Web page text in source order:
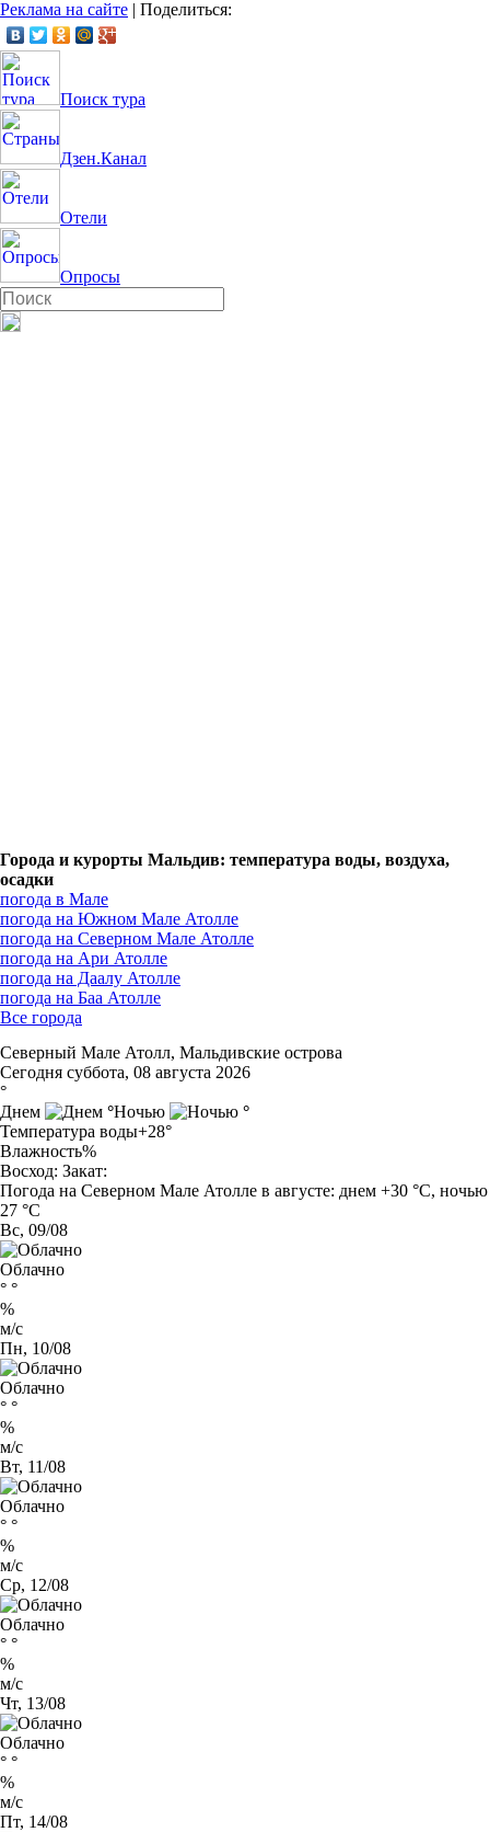
Реклама на сайте | Поделиться:
Поиск тура
Дзен.Канал
Отели
Опросы
Города и курорты Мальдив: температура воды, воздуха,
осадки
погода в Мале
погода на Южном Мале Атолле
погода на Северном Мале Атолле
погода на Ари Атолле
погода на Даалу Атолле
погода на Баа Атолле
Все города
Северный Мале Атолл, Мальдивские острова
Сегодня суббота, 08 августа 2026
°
Днем
°Ночью
°
Температура воды+28°
Влажность%
Восход: Закат:
Погода на Северном Мале Атолле в августе: днем +30 °C, ночью
27 °C
Вс, 09/08
Облачно
° °
%
м/с
Пн, 10/08
Облачно
° °
%
м/с
Вт, 11/08
Облачно
° °
%
м/с
Ср, 12/08
Облачно
° °
%
м/с
Чт, 13/08
Облачно
° °
%
м/с
Пт, 14/08